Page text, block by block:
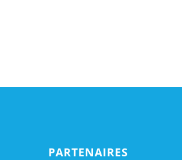
PARTENAIRES